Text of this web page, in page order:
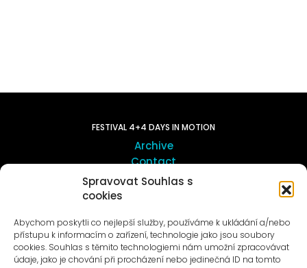
Spravovat Souhlas s
cookies
Abychom poskytli co nejlepší služby, používáme k ukládání a/nebo
přístupu k informacím o zařízení, technologie jako jsou soubory
cookies. Souhlas s těmito technologiemi nám umožní zpracovávat
údaje, jako je chování při procházení nebo jedinečná ID na tomto
FESTIVAL 4+4 DAYS IN MOTION
Archive
Contact
Art in Motol